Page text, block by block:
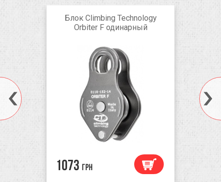
Блок Climbing Technology
Orbiter F одинарный
1073 грн
Red